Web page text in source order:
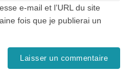
e-mail et l’URL du site
fois que je publierai un